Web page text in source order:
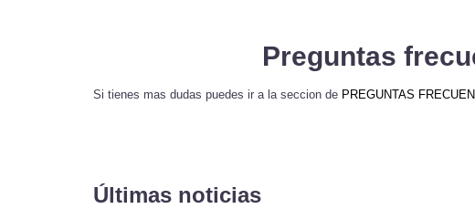
Preguntas
Si tienes mas dudas puedes ir a la seccion de PREGUNTAS
Últimas noticias